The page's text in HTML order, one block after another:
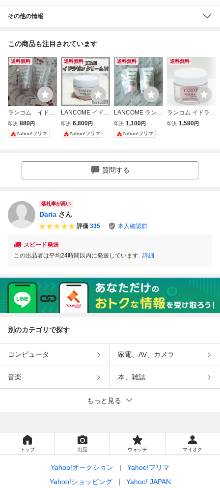
その他の情報
この商品も注目されています
送料無料
ランコム イドラ
ゼン クリームN
即決 880円
Yahoo!フリマ
送料無料
LANCOME イドラ
ゼン クリーム N
ランコム 保湿クリ
ーム
即決 6,800円
Yahoo!フリマ
送料無料
LANCOME ランコ
ムイドラゼンクリ
ームN 〈保湿クリ
ーム〉 5ml ×2
即決 1,100円
Yahoo!フリマ
送料無料
ランコム イドラゼ
ン クリーム N 15
即決 1,580円
質問する
落札率が高い
Daria さん
評価 335 本人確認前
スピード発送
この出品者は平均24時間以内に発送しています 詳細
別のカテゴリで探す
コンピュータ 家電、AV、カメラ
音楽 本、雑誌
もっと見る
トップ 出品 ウォッチ マイオク
Yahoo!オークション
Yahoo!フリマ
Yahoo!ショッピング
Yahoo! JAPAN